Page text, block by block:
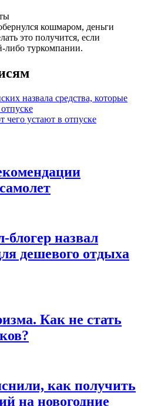
кошмаром, деньги
это получится, если
либо туркомпании.
назвала средства, которые
чего устают в отпуске
блогер назвал
дешевого отдыха
Как не стать
как получить
на новогодние